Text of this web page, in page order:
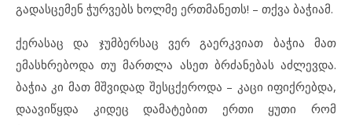
გადასცემენ ჭურვებს ხოლმე ერთმანეთს! – თქვა ბაჭიამ.
ქერასაც და ჯუმბერსაც ვერ გაერკვიათ ბაჭია მათ
ემასხრებოდა თუ მართლა ასეთ ბრძანებას აძლევდა.
ბაჭია კი მათ მშვიდად შესცქეროდა – კაცი იფიქრებდა,
დაავიწყდა კიდეც დამატებით ერთი ყუთი რომ